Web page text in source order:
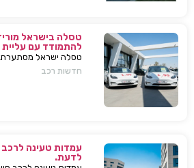
טסלה בישראל
להתמודד עם עליית
ומבצעת הפחתות
חדשות רכב
עמדות טעינה
לדעת.